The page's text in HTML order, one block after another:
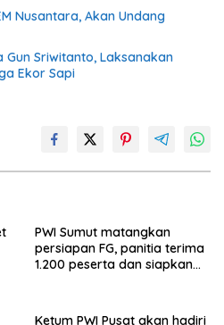
Nusantara, Akan Undang
Gun Sriwitanto, Laksanakan
Ekor Sapi
PWI Sumut matangkan
persiapan FG, panitia terima
1.200 peserta dan siapkan
Ketum PWI Pusat akan hadiri